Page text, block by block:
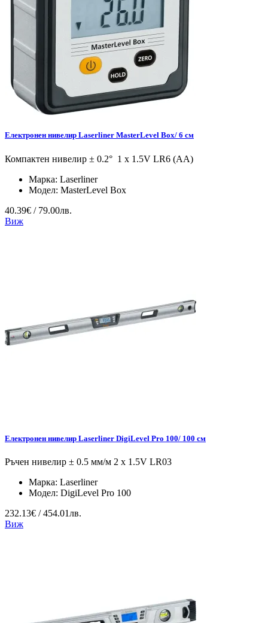
Eлектронен нивелир Laserliner MasterLevel Box/ 6 см
Компактен нивелир ± 0.2° 1 x 1.5V LR6 (AA)
Марка: Laserliner
Модел: MasterLevel Box
40.39€ / 79.00лв.
Виж
Електронен нивелир Laserliner DigiLevel Pro 100/ 100 см
Ръчен нивелир ± 0.5 мм/м 2 x 1.5V LR03
Марка: Laserliner
Модел: DigiLevel Pro 100
232.13€ / 454.01лв.
Виж